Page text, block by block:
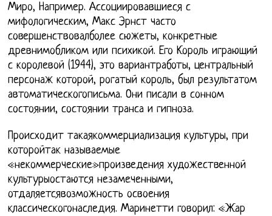
Миро, Например. Ассоциировавшиеся с
мифологическим, Макс Эрнст часто
совершенствовалболее сюжеты, конкретные
древнимобликом или психикой. Его Король играющий
с королевой (1944), это вариантработы, центральный
персонаж которой, рогатый король, был результатом
автоматическогописьма. Они писали в сонном
состоянии, состоянии транса и гипноза.
Происходит такаякоммерциализация культуры, при
которойтак называемые
«некоммерческие»произведения художественной
культурыостаются незамеченными,
отдаляетсявозможность освоения
классическогонаследия. Маринетти говорил: «Жар